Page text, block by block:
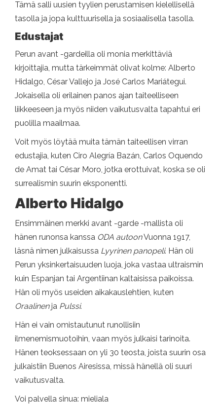
Tämä salli uusien tyylien perustamisen kielellisellä
tasolla ja jopa kulttuurisella ja sosiaalisella tasolla.
Edustajat
Perun avant -gardeilla oli monia merkittäviä
kirjoittajia, mutta tärkeimmät olivat kolme: Alberto
Hidalgo, César Vallejo ja José Carlos Mariátegui.
Jokaisella oli erilainen panos ajan taiteelliseen
liikkeeseen ja myös niiden vaikutusvalta tapahtui eri
puolilla maailmaa.
Voit myös löytää muita tämän taiteellisen virran
edustajia, kuten Ciro Alegría Bazán, Carlos Oquendo
de Amat tai César Moro, jotka erottuivat, koska se oli
surrealismin suurin eksponentti.
Alberto Hidalgo
Ensimmäinen merkki avant -garde -mallista oli
hänen runonsa kanssa ODA autoonVuonna 1917,
läsnä nimen julkaisussa Lyyrinen panopeli. Hän oli
Perun yksinkertaisuuden luoja, joka vastaa ultraismin
kuin Espanjan tai Argentiinan kaltaisissa paikoissa.
Hän oli myös useiden aikakauslehtien, kuten
Oraalinenja Pulssi.
Hän ei vain omistautunut runollisiin
ilmenemismuotoihin, vaan myös julkaisi tarinoita.
Hänen teoksessaan on yli 30 teosta, joista suurin osa
julkaistiin Buenos Airesissa, missä hänellä oli suuri
vaikutusvalta.
Voi palvella sinua: mieliala